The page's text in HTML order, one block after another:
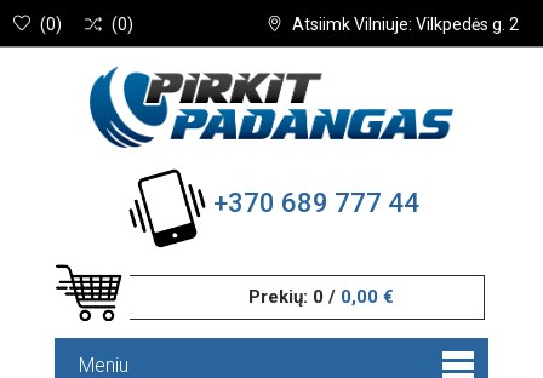
Atsiimk Vilniuje: Vilkpedės g. 2
(0) (0)
+370 689 777 44
Prekių: 0 / 0,00 €
Meniu